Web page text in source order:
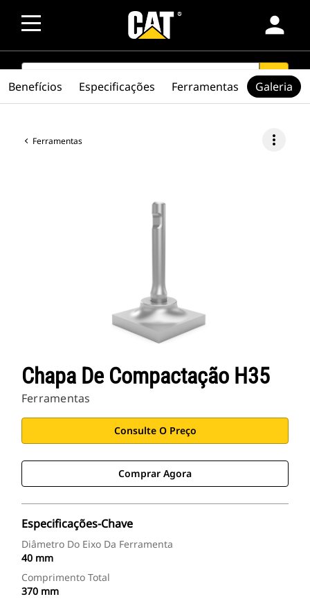
person
SEARCH search
Ferramentas more_vert
Chapa De Compactação H35
Ferramentas
Consulte O Preço
Comprar Agora
Especificações-Chave
Diâmetro Do Eixo Da Ferramenta
40 mm
Comprimento Total
370 mm
Benefícios Especificações Ferramentas Galeria